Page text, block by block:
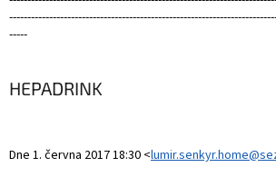
-----
HEPADRINK
Dne 1. června 2017 18:30 <